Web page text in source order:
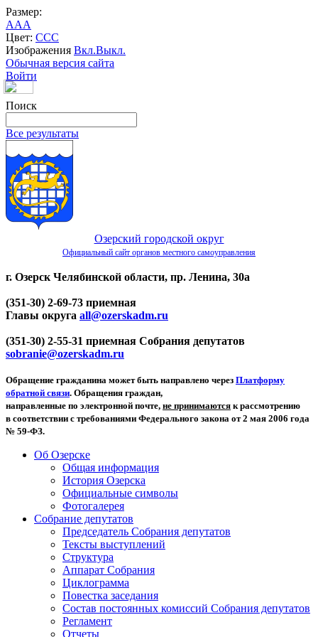
Размер:
AAA
Цвет: CCC
Изображения Вкл.Выкл.
Обычная версия сайта
Войти
Поиск
Все результаты
Озерский городской округ
Официальный сайт органов местного самоуправления
г. Озерск Челябинской области, пр. Ленина, 30а
(351-30) 2-69-73 приемная
Главы округа all@ozerskadm.ru
(351-30) 2-55-31 приемная Собрания депутатов
sobranie@ozerskadm.ru
Обращение гражданина может быть направлено через Платформу
обратной связи. Обращения граждан,
направленные по электронной почте, не принимаются к рассмотрению
в соответствии с требованиями Федерального закона от 2 мая 2006 года
№ 59-ФЗ.
Об Озерске
Общая информация
История Озерска
Официальные символы
Фотогалерея
Собрание депутатов
Председатель Собрания депутатов
Тексты выступлений
Структура
Аппарат Собрания
Циклограмма
Повестка заседания
Состав постоянных комиссий Собрания депутатов
Регламент
Отчеты